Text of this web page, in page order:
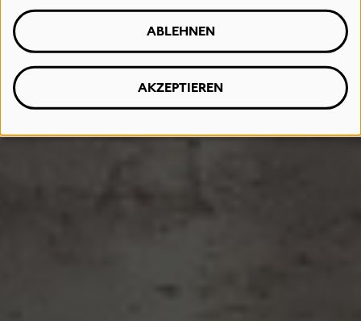
ABLEHNEN
AKZEPTIEREN